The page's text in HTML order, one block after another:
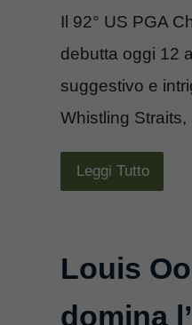
Il 92° US PGA
debutta oggi 12
suggestivo e
Whistling Straits,
Leggi Tutto
Louis
domina